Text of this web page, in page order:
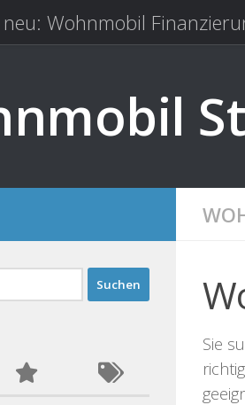
neu: Wohnmobil
Sie